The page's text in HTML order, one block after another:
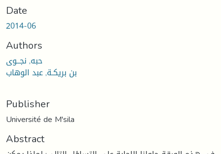
Date
2014-06
Authors
حبه, نجــوى
بن بريكـة, عبد الوهاب
Publisher
Université de M'sila
Abstract